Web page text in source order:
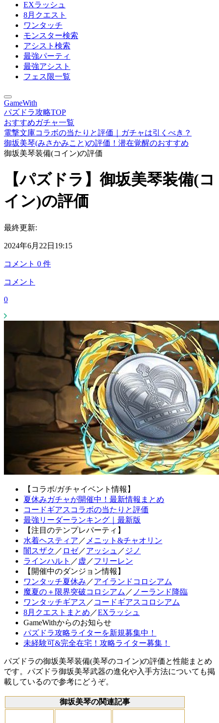
EXラッシュ
8月クエスト
ワンタッチ
モンスター検索
アシスト検索
最強パーティ
最強アシスト
フェス限一覧
GameWith
パズドラ攻略TOP
おすすめガチャ一覧
電撃文庫コラボの当たりと評価｜ガチャは引くべき？
御坂美琴(みさかみこと)の評価！潜在覚醒のおすすめ
御坂美琴装備(コイン)の評価
【パズドラ】御坂美琴装備(コ
イン)の評価
最終更新:
2024年6月22日19:15
コメント 0 件
コメント
0
【コラボ/ガチャイベント情報】
夏休みガチャが開催中！最新情報まとめ
コードギアスコラボの当たりと評価
最強リーダーランキング｜最新版
【注目のテンプレパーティ】
水着ヘスティア ／ メニット&チャオリン
闇スザク ／ ロゼ／アッシュ ／ ジノ
ラインハルト ／ 虚 ／フリーレン
【開催中のダンジョン情報】
ワンタッチ夏休み ／アイランドコロシアム
魔夏の＋限界突破コロシアム ／ ノーランド降臨
ワンタッチギアス ／ コードギアスコロシアム
8月クエストまとめ ／EXラッシュ
GameWithからのお知らせ
パズドラ攻略ライターを新規募集中！
未経験可&完全在宅！攻略ライター募集！
パズドラの御坂美琴装備(美琴のコイン)の評価と性能まとめ
です。パズドラ御坂美琴武器の進化や入手方法についても掲
載しているので参考にどうぞ。
御坂美琴の関連記事